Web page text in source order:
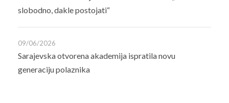
slobodno, dakle postojati“
09/06/2026
Sarajevska otvorena akademija ispratila novu
generaciju polaznika